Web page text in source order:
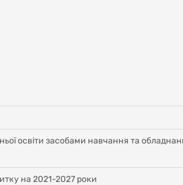
освіти засобами навчання та
на 2021-2027 роки